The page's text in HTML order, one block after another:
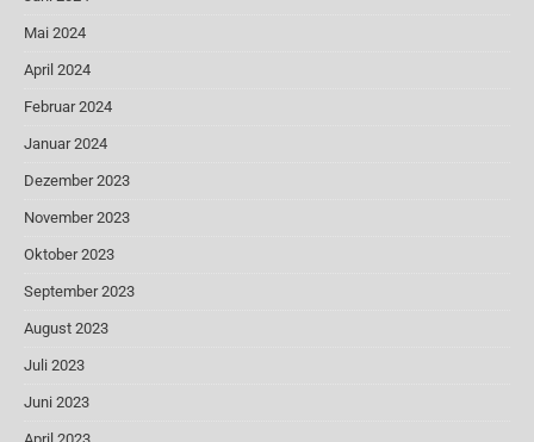
Mai 2024
April 2024
Februar 2024
Januar 2024
Dezember 2023
November 2023
Oktober 2023
September 2023
August 2023
Juli 2023
Juni 2023